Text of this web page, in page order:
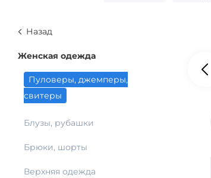
Назад
Женская одежда
Пуловеры, джемперы,
свитеры
Блузы, рубашки
Брюки, шорты
Верхняя одежда